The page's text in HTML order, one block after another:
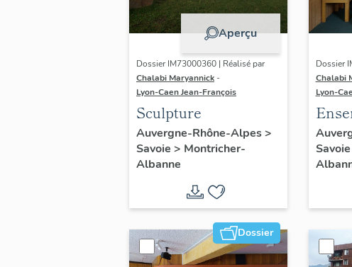
Aperçu
Dossier IM73000360 | Réalisé par
Chalabi Maryannick -
Lyon-Caen Jean-François
Sculpture
Auvergne-Rhône-Alpes>
Savoie > Montricher-
Albanne
Dossier
Chalabi
Lyon-
de
Savoie
Dossier